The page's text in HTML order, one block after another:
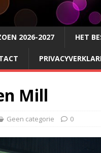
2026-2027 HET
Mill
Geen categorie 0